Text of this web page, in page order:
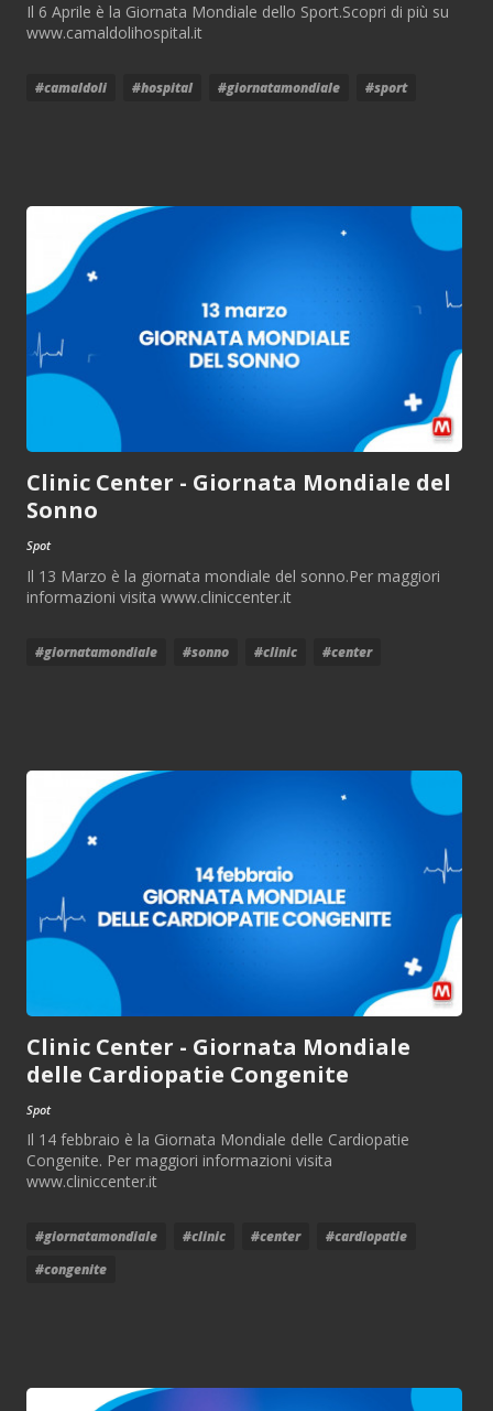
Il 6 Aprile è la Giornata Mondiale dello Sport.Scopri di più su
www.camaldolihospital.it
#camaldoli #hospital #giornatamondiale #sport
Clinic Center - Giornata Mondiale del
Sonno
Spot
Il 13 Marzo è la giornata mondiale del sonno.Per maggiori
informazioni visita www.cliniccenter.it
#giornatamondiale #sonno #clinic #center
Clinic Center - Giornata Mondiale
delle Cardiopatie Congenite
Spot
Il 14 febbraio è la Giornata Mondiale delle Cardiopatie
Congenite. Per maggiori informazioni visita
www.cliniccenter.it
#giornatamondiale #clinic #center
#cardiopatie
#congenite